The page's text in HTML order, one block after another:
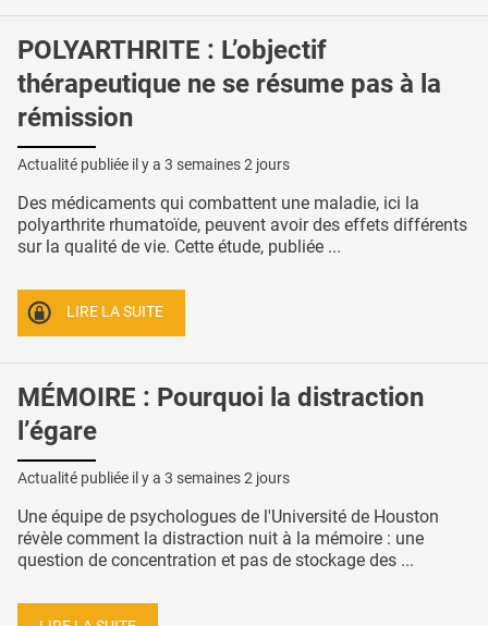
POLYARTHRITE : L’objectif
thérapeutique ne se résume pas à la
rémission
Actualité publiée il y a 3 semaines 2 jours
Des médicaments qui combattent une maladie, ici la
polyarthrite rhumatoïde, peuvent avoir des effets différents
sur la qualité de vie. Cette étude, publiée ...
LIRE LA SUITE
MÉMOIRE : Pourquoi la distraction
l’égare
Actualité publiée il y a 3 semaines 2 jours
Une équipe de psychologues de l'Université de Houston
révèle comment la distraction nuit à la mémoire : une
question de concentration et pas de stockage des ...